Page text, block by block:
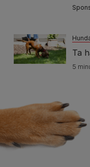
Ta
5